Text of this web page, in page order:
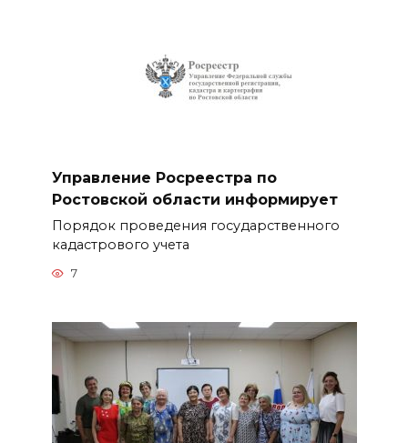
Управление Росреестра по
Ростовской области информирует
Порядок проведения государственного
кадастрового учета
7